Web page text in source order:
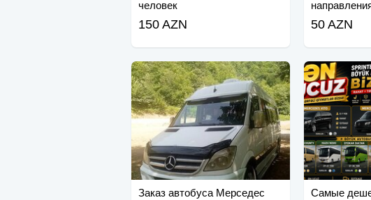
человек
150 AZN 50 AZN
Заказ автобуса Мерседес
Самые